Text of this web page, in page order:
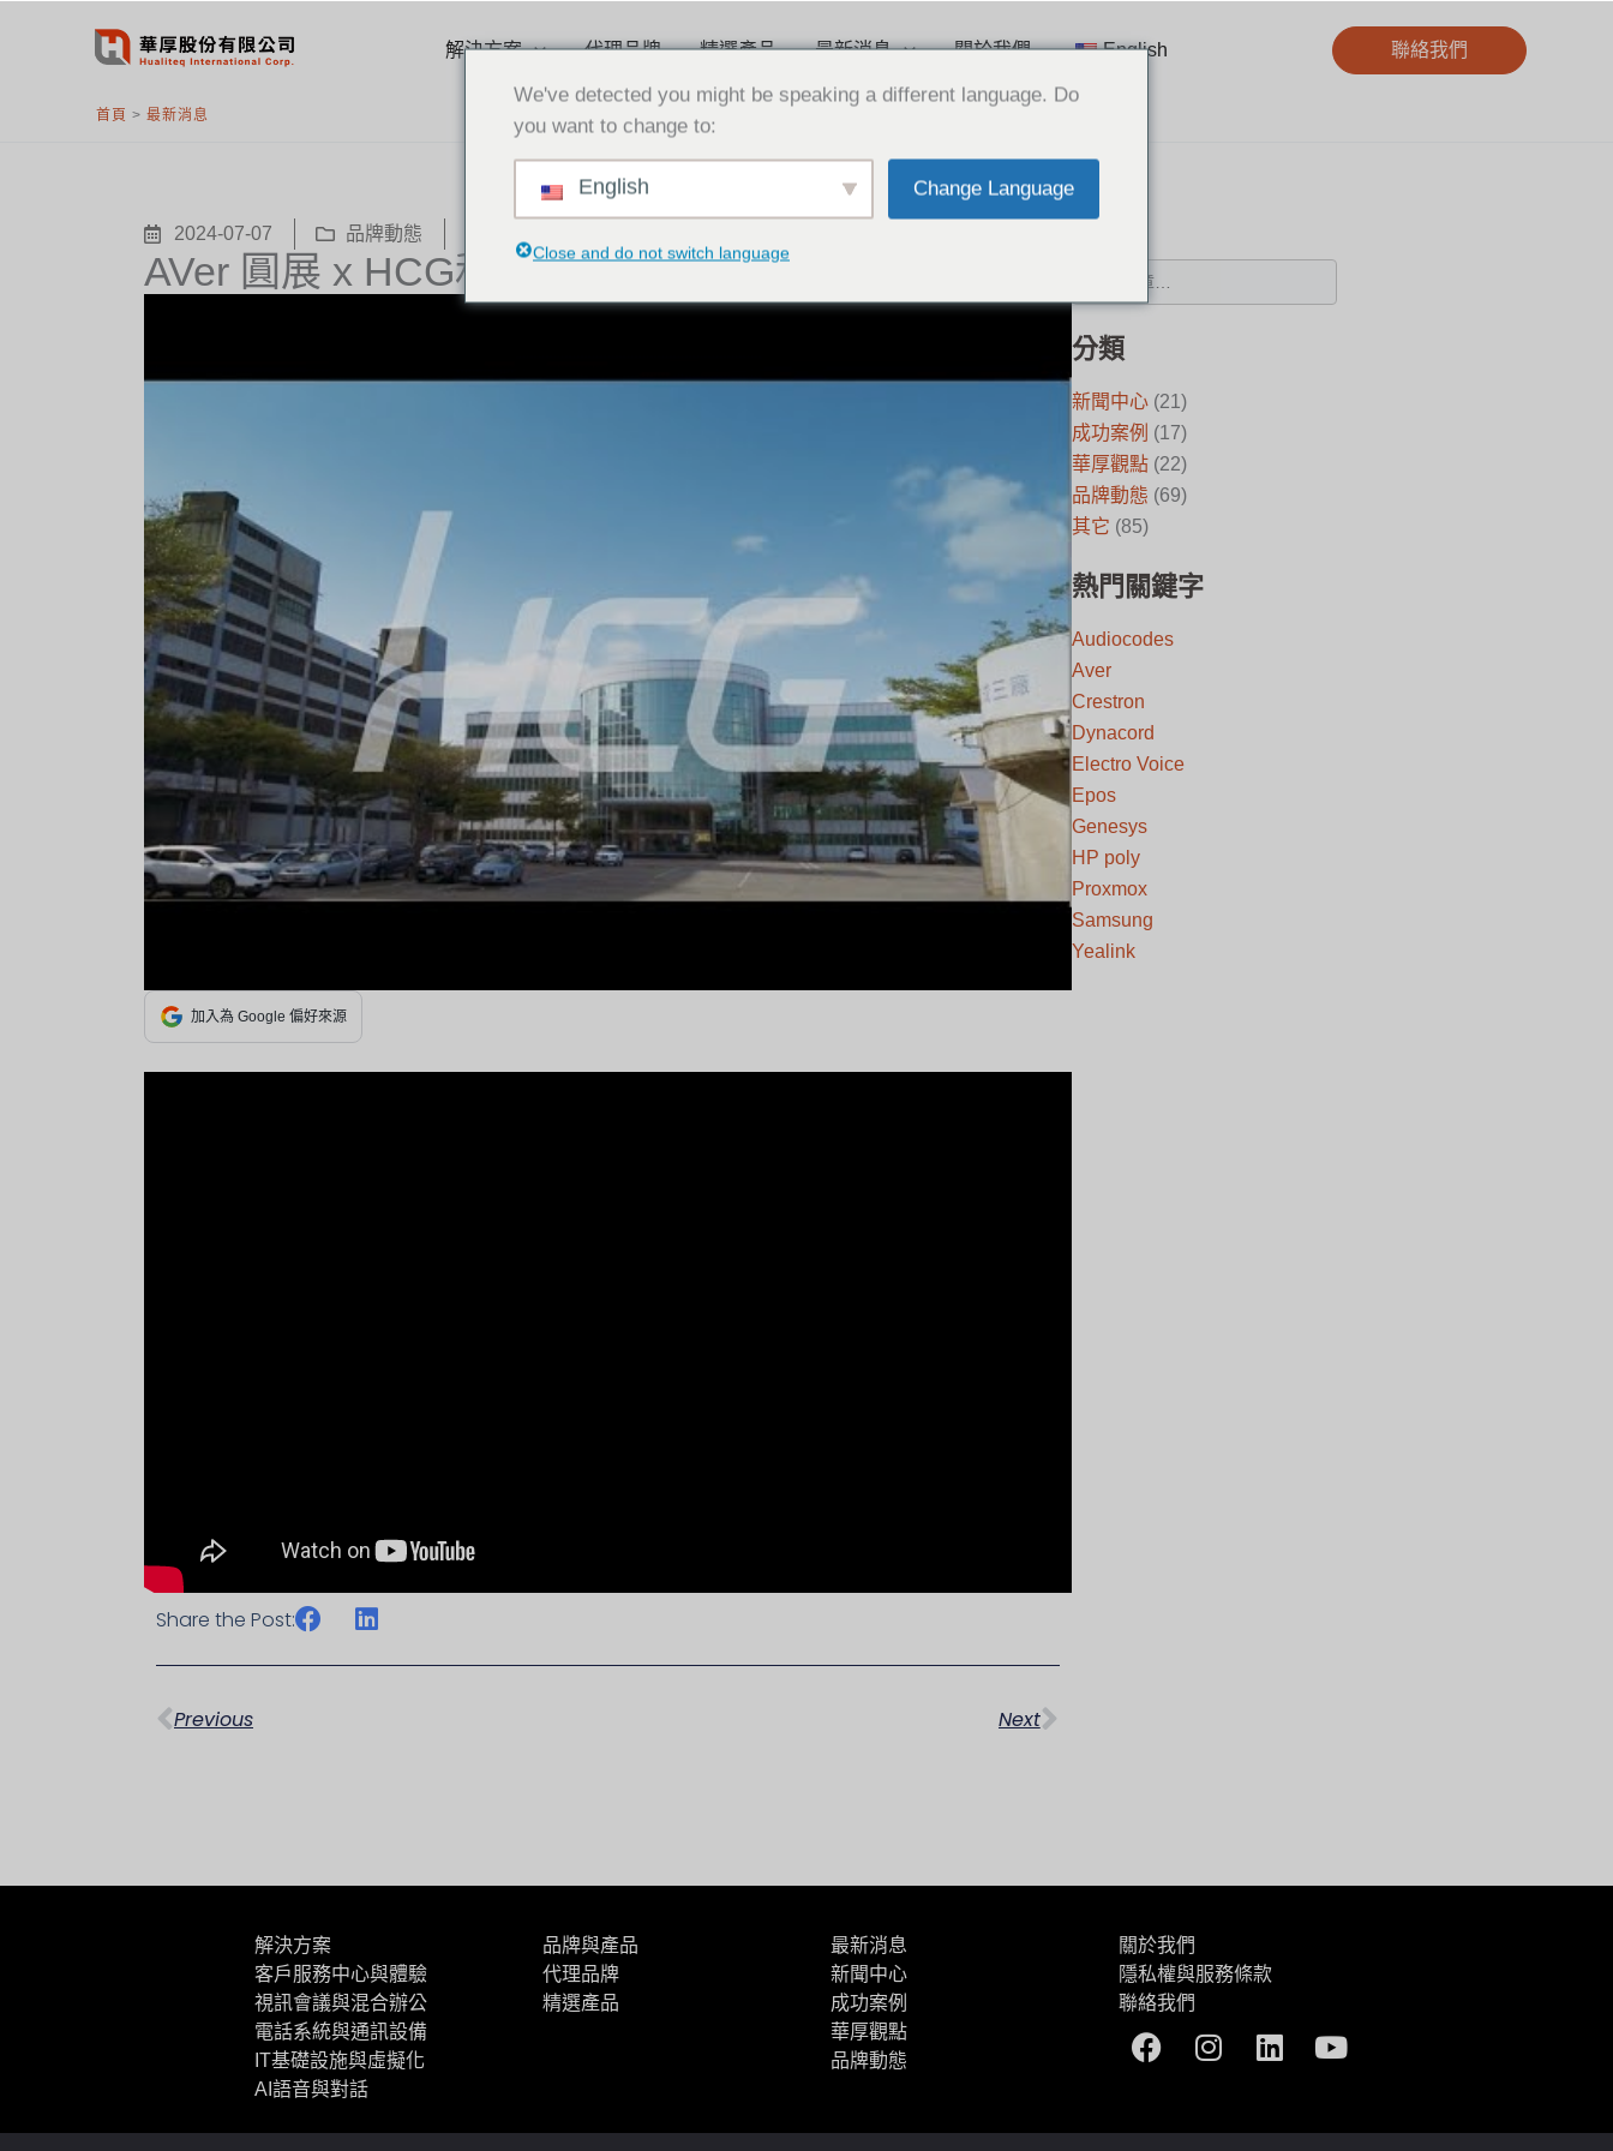
解決方案 代理品牌 精選產品 最新消息 關於我們 English 聯絡我們
首頁 > 最新消息
2024-07-07 品牌動態
AVer 圓展 x HCG和成
加入為 Google 偏好來源
Share the Post:
Previous Next
搜尋
分類
新聞中心(21)
成功案例 (17)
華厚觀點(22)
品牌動態 (69)
其它 (85)
熱門關鍵字
Audiocodes
Aver
Crestron
Dynacord
Electro Voice
Epos
Genesys
HP poly
Proxmox
Samsung
Yealink
解決方案
客戶服務中心與體驗
視訊會議與混合辦公
電話系統與通訊設備
IT基礎設施與虛擬化
AI語音與對話
品牌與產品
代理品牌
精選產品
最新消息
新聞中心
成功案例
華厚觀點
品牌動態
關於我們
隱私權與服務條款
聯絡我們
Facebook
Instagram
LinkedinYoutube
We've detected you might be speaking a different language. Do
you want to change to:
English Change Language
Close and do not switch language